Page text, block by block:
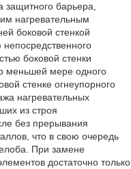
барьера,
нагревательным
боковой стенкой
боковой стенки
меньшей мере одного
стенке огнеупорного
нагревательных
из строя
без прерывания
что в свою очередь
При замене
достаточно только